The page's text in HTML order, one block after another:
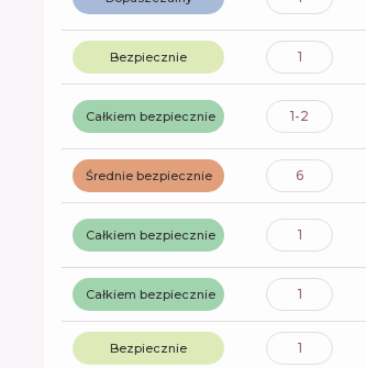
Bezpiecznie 1
Całkiem bezpiecznie 1-2
Średnie bezpiecznie 6
Całkiem bezpiecznie 1
Całkiem bezpiecznie 1
Bezpiecznie 1